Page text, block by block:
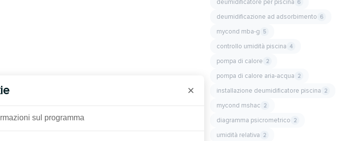
deumidificatore per piscina 6
deumidificazione ad adsorbimento 6
mycond mba-g 5
controllo umidità piscina 4
pompa di calore 2
pompa di calore aria-acqua 2
installazione deumidificatore piscina 2
mycond mshac 2
diagramma psicrometrico 2
umidità relativa 2
×
sul programma